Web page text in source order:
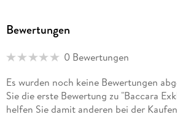
war mit 19 zu heiraten und eine Familie
der Zeit als "stay-at-home-mom" fand
dem Gedanken "Wäre es nicht
was die Autoren tun?" Aber eine
Bewertungen
0 Bewertungen
Es wurden noch keine Bewertungen
Sie die erste Bewertung zu "Baccara
helfen Sie damit anderen bei der